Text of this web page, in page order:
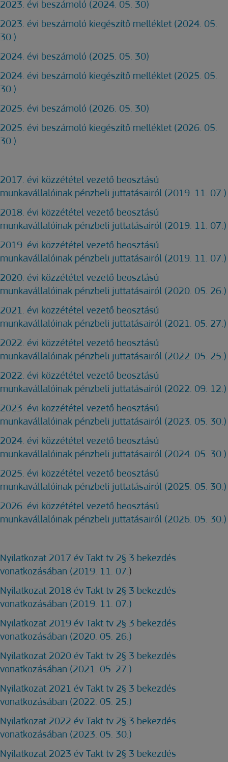
2023. évi beszámoló (2024. 05. 30)
2023. évi beszámoló kiegészítő melléklet (2024. 05.
30.)
2024. évi beszámoló (2025. 05. 30)
2024. évi beszámoló kiegészítő melléklet (2025. 05.
30.)
2025. évi beszámoló (2026. 05. 30)
2025. évi beszámoló kiegészítő melléklet (2026. 05.
30.)
2017. évi közzététel vezető beosztású
munkavállalóinak pénzbeli juttatásairól (2019. 11. 07.)
2018. évi közzététel vezető beosztású
munkavállalóinak pénzbeli juttatásairól (2019. 11. 07.)
2019. évi közzététel vezető beosztású
munkavállalóinak pénzbeli juttatásairól (2019. 11. 07.)
2020. évi közzététel vezető beosztású
munkavállalóinak pénzbeli juttatásairól (2020. 05. 26.)
2021. évi közzététel vezető beosztású
munkavállalóinak pénzbeli juttatásairól (2021. 05. 27.)
2022. évi közzététel vezető beosztású
munkavállalóinak pénzbeli juttatásairól (2022. 05. 25.)
2022. évi közzététel vezető beosztású
munkavállalóinak pénzbeli juttatásairól (2022. 09. 12.)
2023. évi közzététel vezető beosztású
munkavállalóinak pénzbeli juttatásairól (2023. 05. 30.)
2024. évi közzététel vezető beosztású
munkavállalóinak pénzbeli juttatásairól (2024. 05. 30.)
2025. évi közzététel vezető beosztású
munkavállalóinak pénzbeli juttatásairól (2025. 05. 30.)
2026. évi közzététel vezető beosztású
munkavállalóinak pénzbeli juttatásairól (2026. 05. 30.)
Nyilatkozat 2017 év Takt tv 2§ 3 bekezdés
vonatkozásában (2019. 11. 07.)
Nyilatkozat 2018 év Takt tv 2§ 3 bekezdés
vonatkozásában (2019. 11. 07.)
Nyilatkozat 2019 év Takt tv 2§ 3 bekezdés
vonatkozásában (2020. 05. 26.)
Nyilatkozat 2020 év Takt tv 2§ 3 bekezdés
vonatkozásában (2021. 05. 27.)
Nyilatkozat 2021 év Takt tv 2§ 3 bekezdés
vonatkozásában (2022. 05. 25.)
Nyilatkozat 2022 év Takt tv 2§ 3 bekezdés
vonatkozásában (2023. 05. 30.)
Nyilatkozat 2023 év Takt tv 2§ 3 bekezdés